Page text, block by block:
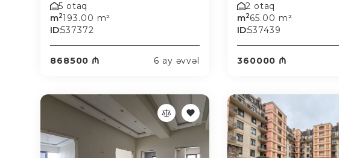
5 otaq
m2193.00 m²
ID:537372
868500 ₼ 6 ay əvvəl
2 otaq
m265.00 m²
ID:537439
360000 ₼